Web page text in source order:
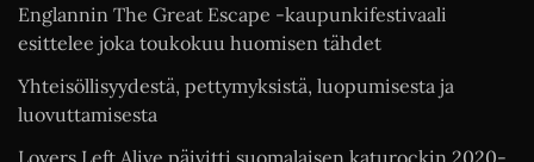
Englannin The Great Escape -kaupunkifestivaali
esittelee joka toukokuu huomisen tähdet
Yhteisöllisyydestä, pettymyksistä, luopumisesta ja
luovuttamisesta
Lovers Left Alive päivitti suomalaisen katurockin 2020-